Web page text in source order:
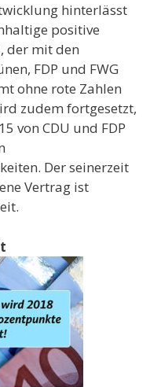
hinterlässt
positive
der mit den
FDP und FWG
ohne rote Zahlen
zudem fortgesetzt,
von CDU und FDP
Der seinerzeit
Vertrag ist